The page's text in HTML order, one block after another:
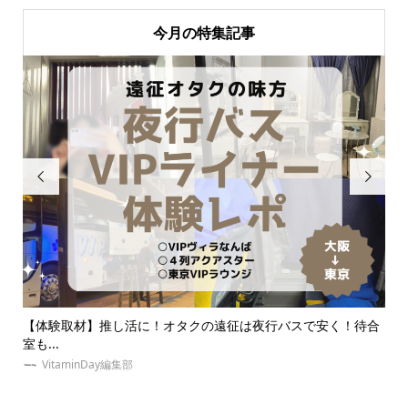
今月の特集記事

【大人オタク向け】ライブ参戦服におすすめのブランドを紹
介！推...
VitaminDay編集部
